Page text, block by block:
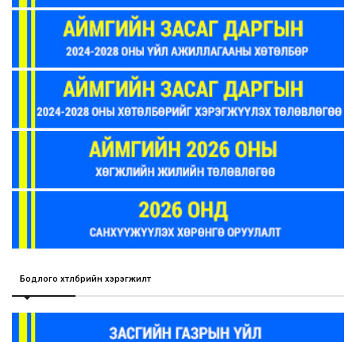
Бодлого хөтөлбөрийн хэрэгжилт